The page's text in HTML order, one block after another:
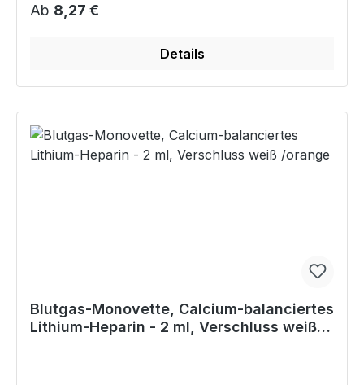
Regulärer Preis:
Ab 8,27 €
Details
Blutgas-Monovette, Calcium-balanciertes
Lithium-Heparin - 2 ml, Verschluss weiß